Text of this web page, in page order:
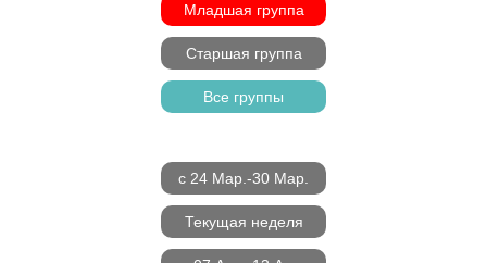
Младшая группа
Старшая группа
Все группы
с 24 Мар.-30 Мар.
Текущая неделя